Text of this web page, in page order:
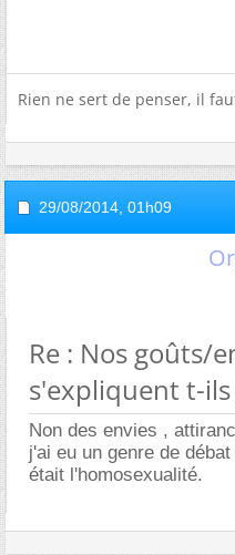
Rien ne sert de penser, il
29/08/2014, 01h09
Re : Nos goûts/
s'expliquent t-
Non des envies ,
j'ai eu un genre de
était l'homosexualité.